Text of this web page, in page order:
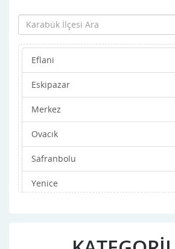
Eflani
Eskipazar
Merkez
Ovacık
Safranbolu
Yenice